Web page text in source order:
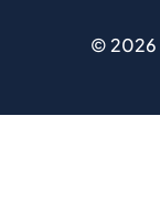
© 2026